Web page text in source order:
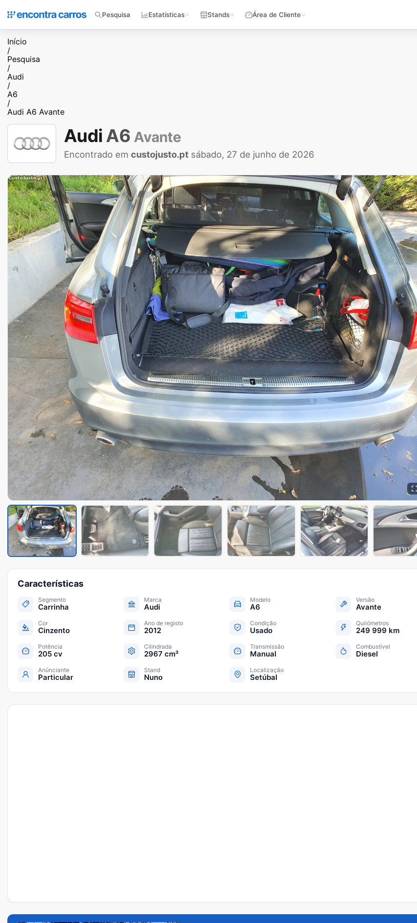
Pesquisa Estatísticas Stands Área de Cliente
Início
/
Pesquisa
/
Audi
/
A6
/
Audi A6 Avante
Audi A6 Avante
Encontrado em custojusto.pt sábado, 27 de junho de 2026
Características
Segmento
Carrinha
Marca
Audi
Modelo
A6
Versão
Avante
Cor
Cinzento
Ano de registo
2012
Condição
Usado
Quilómetros
249 999 km
Potência
205 cv
Cilindrada
2967 cm³
Transmissão
Manual
Combustível
Diesel
Anúnciante
Particular
Stand
Nuno
Localização
Setúbal